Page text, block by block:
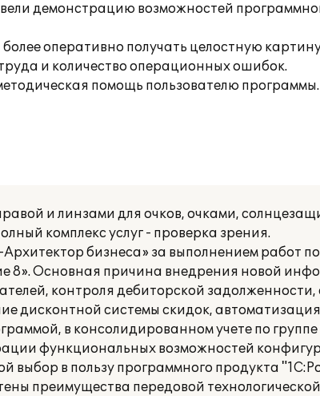
демонстрацию возможностей
оперативно получать целостную
и количество операционных ошибок.
помощь пользователю программы.
и линзами для очков, очками,
комплекс услуг - проверка зрения.
бизнеса» за выполнением работ
8». Основная причина внедрения новой
контроля дебиторской задолженности,
дисконтной системы скидок,
в консолидированном учете по группе
функциональных возможностей
выбор в пользу программного продукта
преимущества передовой